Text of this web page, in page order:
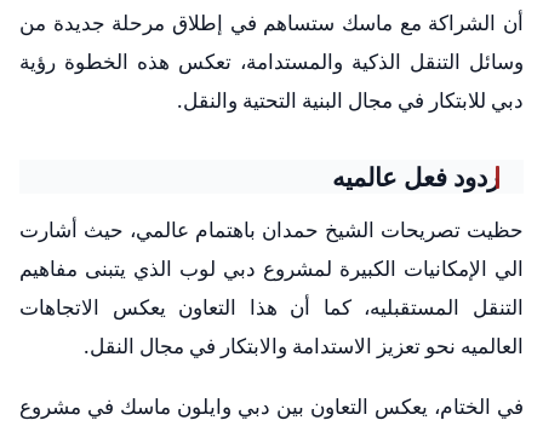
أن الشراكة مع ماسك ستساهم في إطلاق مرحلة جديدة من
وسائل التنقل الذكية والمستدامة، تعكس هذه الخطوة رؤية
دبي للابتكار في مجال البنية التحتية والنقل.
ردود فعل عالميه
حظيت تصريحات الشيخ حمدان باهتمام عالمي، حيث أشارت
الي الإمكانيات الكبيرة لمشروع دبي لوب الذي يتبنى مفاهيم
التنقل المستقبليه، كما أن هذا التعاون يعكس الاتجاهات
العالميه نحو تعزيز الاستدامة والابتكار في مجال النقل.
في الختام، يعكس التعاون بين دبي وايلون ماسك في مشروع